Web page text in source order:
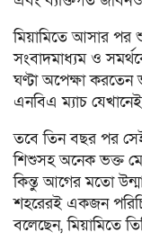
মিয়ামিতে আসার পর
সংবাদমাধ্যম ও
ঘণ্টা অপেক্ষা করতেন
এনবিএ ম্যাচ
তবে তিন বছর পর
শিশুসহ অনেক ভক্ত
কিন্তু আগের মতো
শহরেরই একজন
বলেছেন, মিয়ামিতে